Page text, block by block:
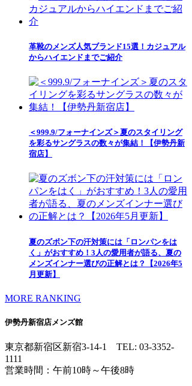
革靴のメンズ人気ブランド15選！カジュアル
からハイエンドまでご紹介
＜999.9/フォーナインズ＞夏のスタイリング
を彩るサングラスの数々が集結！【伊勢丹新
宿店】
夏のズボン下の汗対策には「ロンパンをは
く」がおすすめ！3人の愛用者が語る、夏の
メンズインナー選びの正解とは？【2026年5
月更新】
MORE RANKING
伊勢丹新宿店メンズ館
東京都新宿区新宿3-14-1 TEL: 03-3352-
1111
営業時間：午前10時～午後8時